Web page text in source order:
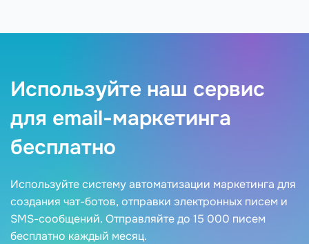
Используйте наш сервис
для email-маркетинга
бесплатно
Используйте систему автоматизации маркетинга для
создания чат-ботов, отправки электронных писем и
SMS-сообщений. Отправляйте до 15 000 писем
бесплатно каждый месяц.